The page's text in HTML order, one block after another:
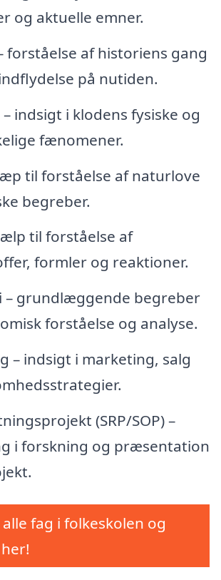
og aktuelle emner.
forståelse af historiens gang
på nutiden.
indsigt i klodens fysiske og
fænomener.
til forståelse af naturlove
begreber.
til forståelse af
formler og reaktioner.
– grundlæggende begreber
forståelse og analyse.
– indsigt i marketing, salg
(SRP/SOP) –
i forskning og præsentation
fag i folkeskolen og